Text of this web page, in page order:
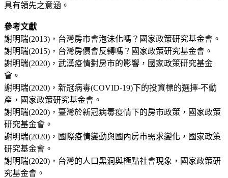
具有領先之意涵。
參考文獻
謝明瑞(2013)，台灣房市會泡沬化嗎？國家政策研究基金會。
謝明瑞(2015)，台灣房價會反轉嗎？國家政策研究基金會。
謝明瑞(2020)，武漢疫情對房市的影響，國家政策研究基金
會。
謝明瑞(2020)，新冠病毒(COVID-19)下的投資標的選擇-不動
產，國家政策研究基金會。
謝明瑞(2020)，臺灣於新冠病毒疫情下的房市政策，國家政策
研究基金會。
謝明瑞(2020)，國際疫情變動與國內房市需求變化，國家政策
研究基金會。
謝明瑞(2020)，台灣的人口黑洞與極點社會現象，國家政策研
究基金會。